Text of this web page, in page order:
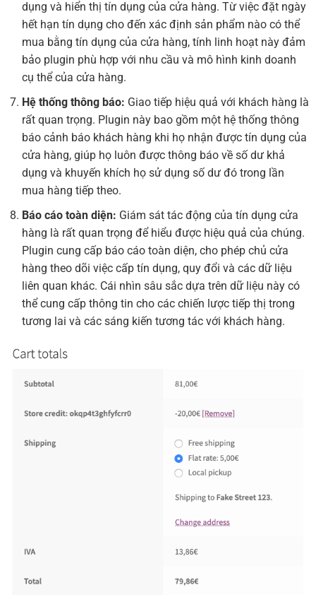
dụng và hiển thị tín dụng của cửa hàng. Từ việc đặt ngày
hết hạn tín dụng cho đến xác định sản phẩm nào có thể
mua bằng tín dụng của cửa hàng, tính linh hoạt này đảm
bảo plugin phù hợp với nhu cầu và mô hình kinh doanh
cụ thể của cửa hàng.
Hệ thống thông báo: Giao tiếp hiệu quả với khách hàng là
rất quan trọng. Plugin này bao gồm một hệ thống thông
báo cảnh báo khách hàng khi họ nhận được tín dụng của
cửa hàng, giúp họ luôn được thông báo về số dư khả
dụng và khuyến khích họ sử dụng số dư đó trong lần
mua hàng tiếp theo.
Báo cáo toàn diện: Giám sát tác động của tín dụng cửa
hàng là rất quan trọng để hiểu được hiệu quả của chúng.
Plugin cung cấp báo cáo toàn diện, cho phép chủ cửa
hàng theo dõi việc cấp tín dụng, quy đổi và các dữ liệu
liên quan khác. Cái nhìn sâu sắc dựa trên dữ liệu này có
thể cung cấp thông tin cho các chiến lược tiếp thị trong
tương lai và các sáng kiến ​​​​tương tác với khách hàng.